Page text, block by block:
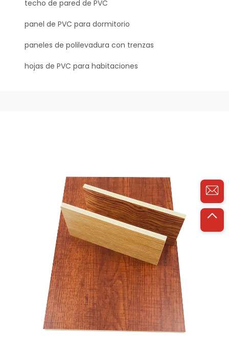
techo de pared de PVC
panel de PVC para dormitorio
paneles de polilevadura con trenzas
hojas de PVC para habitaciones